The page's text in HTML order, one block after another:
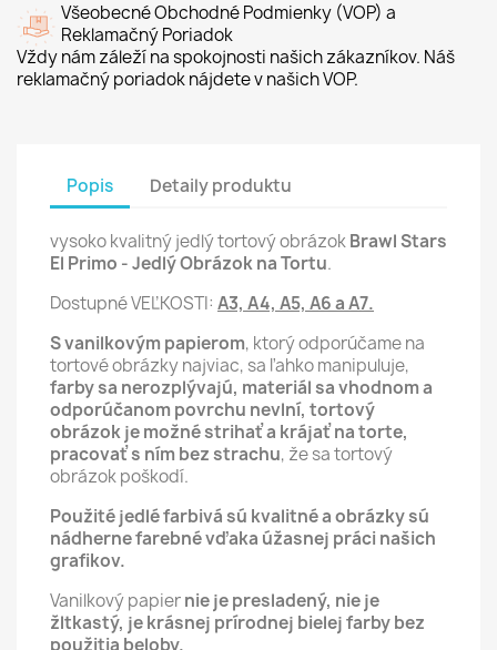
Všeobecné Obchodné Podmienky (VOP) a
Reklamačný Poriadok
Vždy nám záleží na spokojnosti našich zákazníkov. Náš
reklamačný poriadok nájdete v našich VOP.
Popis Detaily produktu
vysoko kvalitný jedlý tortový obrázokBrawl Stars
El Primo - Jedlý Obrázok na Tortu.
Dostupné VEĽKOSTI: A3, A4, A5, A6 a A7.
S vanilkovým papierom, ktorý odporúčame na
tortové obrázky najviac, sa ľahko manipuluje,
farby sa nerozplývajú, materiál sa vhodnom a
odporúčanom povrchu nevlní, tortový
obrázok je možné strihať a krájať na torte,
pracovať s ním bez strachu, že sa tortový
obrázok poškodí.
Použité jedlé farbivá sú kvalitné a obrázky sú
nádherne farebné vďaka úžasnej práci našich
grafikov.
Vanilkový papiernie je presladený, nie je
žltkastý, je krásnej prírodnej bielej farby bez
použitia beloby.